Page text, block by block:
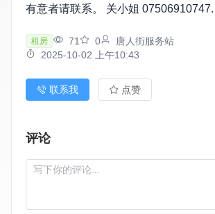
有意者请联系。 关小姐 07506910747.
租房 71 0
唐人街服务站
2025-10-02 上午10:43
联系我 点赞
评论